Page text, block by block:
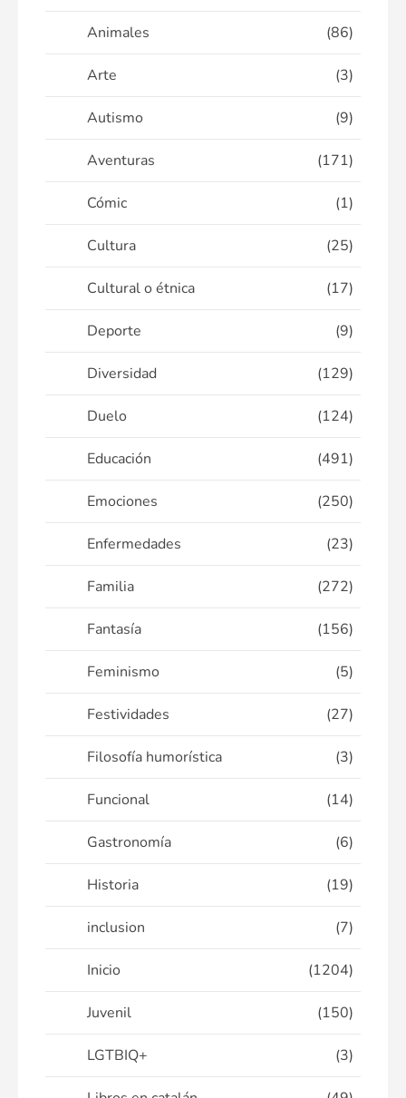
Animales (86)
Arte (3)
Autismo (9)
Aventuras (171)
Cómic (1)
Cultura (25)
Cultural o étnica (17)
Deporte (9)
Diversidad (129)
Duelo (124)
Educación (491)
Emociones (250)
Enfermedades (23)
Familia (272)
Fantasía (156)
Feminismo (5)
Festividades (27)
Filosofía humorística (3)
Funcional (14)
Gastronomía (6)
Historia (19)
inclusion (7)
Inicio (1204)
Juvenil (150)
LGTBIQ+ (3)